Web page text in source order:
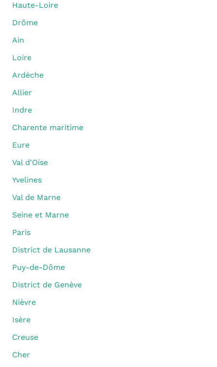
Haute-Loire
Drôme
Ain
Loire
Ardèche
Allier
Indre
Charente maritime
Eure
Val d'Oise
Yvelines
Val de Marne
Seine et Marne
Paris
District de Lausanne
Puy-de-Dôme
District de Genève
Nièvre
Isère
Creuse
Cher